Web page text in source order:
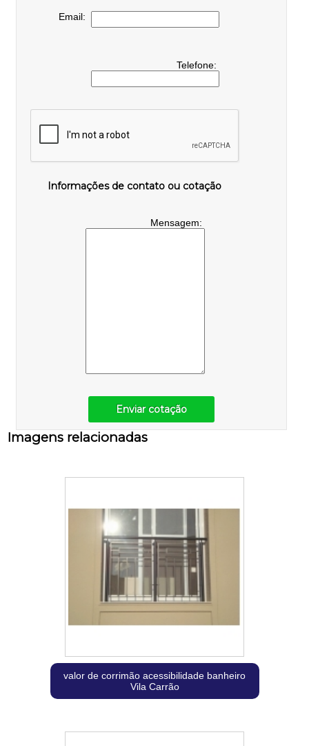
Email:
Telefone:
Informações de contato ou cotação
Mensagem:
Enviar cotação
Imagens relacionadas
valor de corrimão acessibilidade banheiro
Vila Carrão